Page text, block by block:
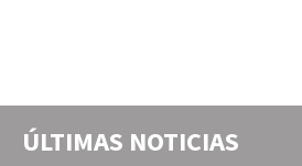
ÚLTIMAS NOTICIAS